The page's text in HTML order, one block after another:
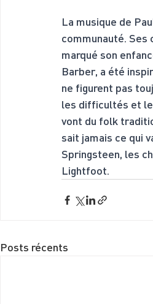
La musique de
communauté.
marqué son
Barber, a été
ne figurent pas
les difficultés et
vont du folk
sait jamais ce qui
Springsteen, les
Lightfoot.
Posts récents